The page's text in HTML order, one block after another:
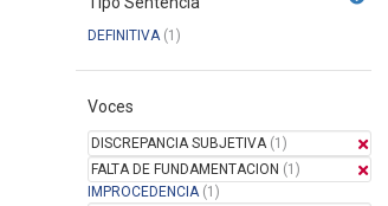
DEFINITIVA(1)
Voces
DISCREPANCIA SUBJETIVA(1)
FALTA DE FUNDAMENTACION (1)
IMPROCEDENCIA(1)